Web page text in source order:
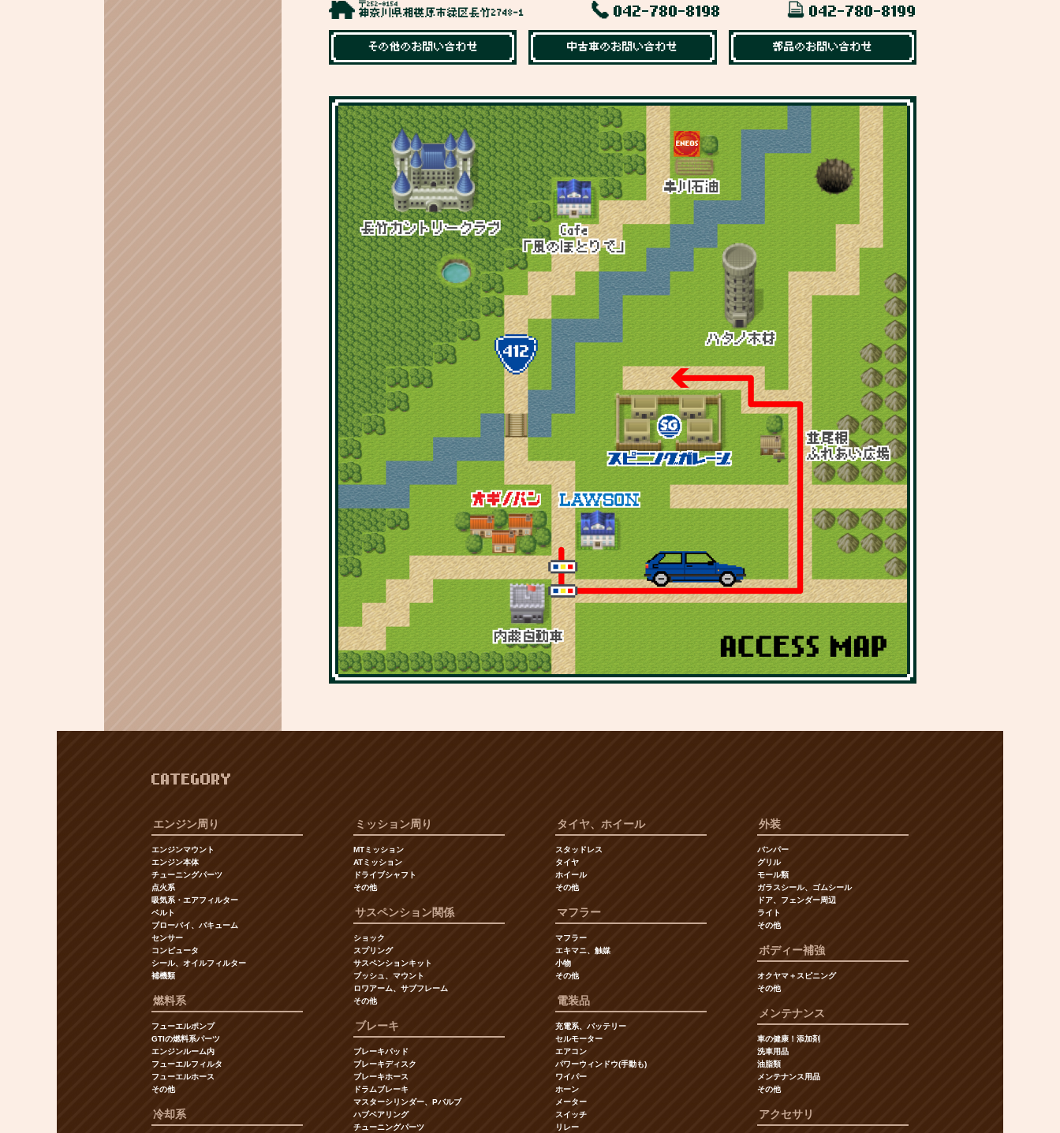
〒252-0154
神奈川県相模原市緑区長竹2748-1 042-780-8198 042-780-8199
その他のお問い合わせ 中古車のお問い合わせ 部品のお問い合わせ
CATEGORY
エンジン周り
エンジンマウント
エンジン本体
チューニングパーツ
点火系
吸気系・エアフィルター
ベルト
ブローバイ、バキューム
センサー
コンピュータ
シール、オイルフィルター
補機類
燃料系
フューエルポンプ
GTIの燃料系パーツ
エンジンルーム内
フューエルフィルタ
フューエルホース
その他
冷却系
ミッション周り
MTミッション
ATミッション
ドライブシャフト
その他
サスペンション関係
ショック
スプリング
サスペンションキット
ブッシュ、マウント
ロワアーム、サブフレーム
その他
ブレーキ
ブレーキパッド
ブレーキディスク
ブレーキホース
ドラムブレーキ
マスターシリンダー、Pバルブ
ハブベアリング
チューニングパーツ
タイヤ、ホイール
スタッドレス
タイヤ
ホイール
その他
マフラー
マフラー
エキマニ、触媒
小物
その他
電装品
充電系、バッテリー
セルモーター
エアコン
パワーウィンドウ(手動も)
ワイパー
ホーン
メーター
スイッチ
リレー
外装
バンパー
グリル
モール類
ガラスシール、ゴムシール
ドア、フェンダー周辺
ライト
その他
ボディー補強
オクヤマ＋スピニング
その他
メンテナンス
車の健康！添加剤
洗車用品
油脂類
メンテナンス用品
その他
アクセサリ